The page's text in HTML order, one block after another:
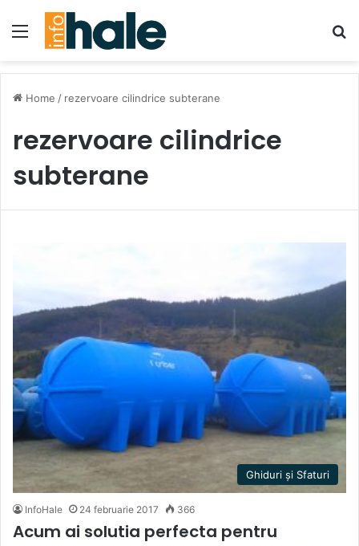
Menu
Home / rezervoare cilindrice subterane
rezervoare cilindrice
subterane
Ghiduri și Sfaturi
InfoHale 24 februarie 2017 366
Acum ai solutia perfecta pentru